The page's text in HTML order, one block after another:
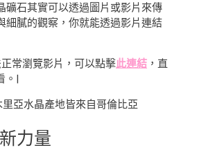
礦石其實可以透過圖片或影片來傳
細膩的觀察，你就能透過影片連結
常瀏覽影片，可以點擊此連結 ，直
。|
亞水晶產地皆來自哥倫比亞
力量